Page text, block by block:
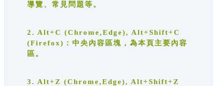
導覽、常見問題等。
2. Alt+C (Chrome,Edge), Alt+Shift+C
(Firefox)：中央內容區塊，為本頁主要內容
區。
3. Alt+Z (Chrome,Edge), Alt+Shift+Z